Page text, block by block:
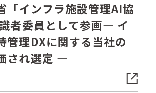
「インフラ施設管理AI協
者委員として参画― イ
管理DXに関する当社の
され選定 ―